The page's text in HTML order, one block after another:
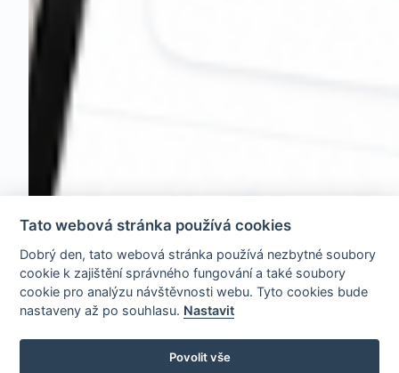
Tato webová stránka používá cookies
Dobrý den, tato webová stránka používá nezbytné soubory
cookie k zajištění správného fungování a také soubory
cookie pro analýzu návštěvnosti webu. Tyto cookies bude
nastaveny až po souhlasu. Nastavit
Povolit vše